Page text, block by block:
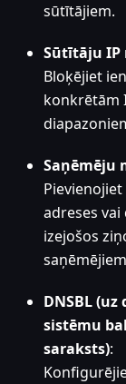
sūtītājiem.
Sūtītāju IP
Bloķējiet
konkrētām
Saņēmēju
adreses
izejošos
DNSBL
sistēmu
saraksts):